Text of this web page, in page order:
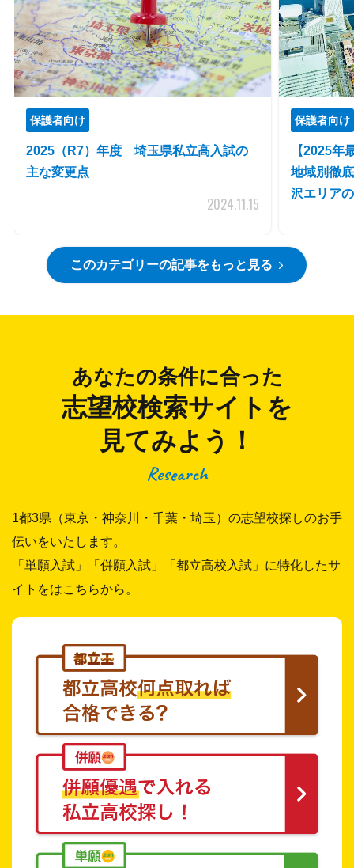
保護者向け
2025（R7）年度 埼玉県私立高入試の
主な変更点
2024.11.15
保護者向け
【2025年
地域別徹
沢エリア
このカテゴリーの記事をもっと見る
あなたの条件に合った
志望校検索サイトを
見てみよう！
Research
1都3県（東京・神奈川・千葉・埼玉）の志望校探しのお手
伝いをいたします。
「単願入試」「併願入試」「都立高校入試」に特化したサ
イトをはこちらから。